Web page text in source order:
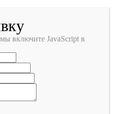
включите JavaScript в